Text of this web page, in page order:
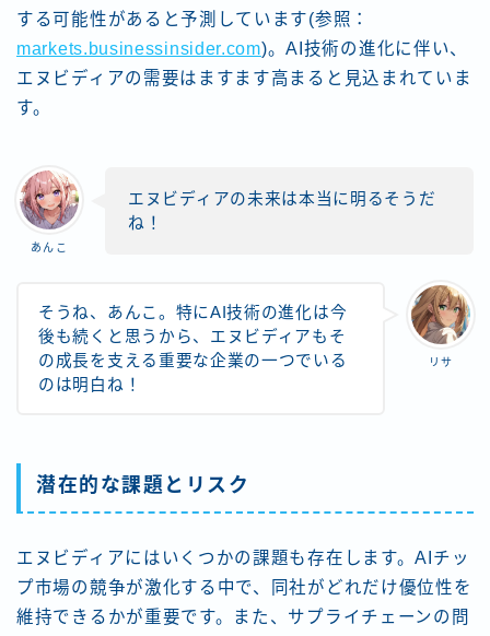
する可能性があると予測しています​(参照：
markets.businessinsider.com)​。AI技術の進化に伴い、
エヌビディアの需要はますます高まると見込まれていま
す。
あんこ
エヌビディアの未来は本当に明るそうだ
ね！
リサ
そうね、あんこ。特にAI技術の進化は今
後も続くと思うから、エヌビディアもそ
の成長を支える重要な企業の一つでいる
のは明白ね！
潜在的な課題とリスク
エヌビディアにはいくつかの課題も存在します。AIチッ
プ市場の競争が激化する中で、同社がどれだけ優位性を
維持できるかが重要です。また、サプライチェーンの問